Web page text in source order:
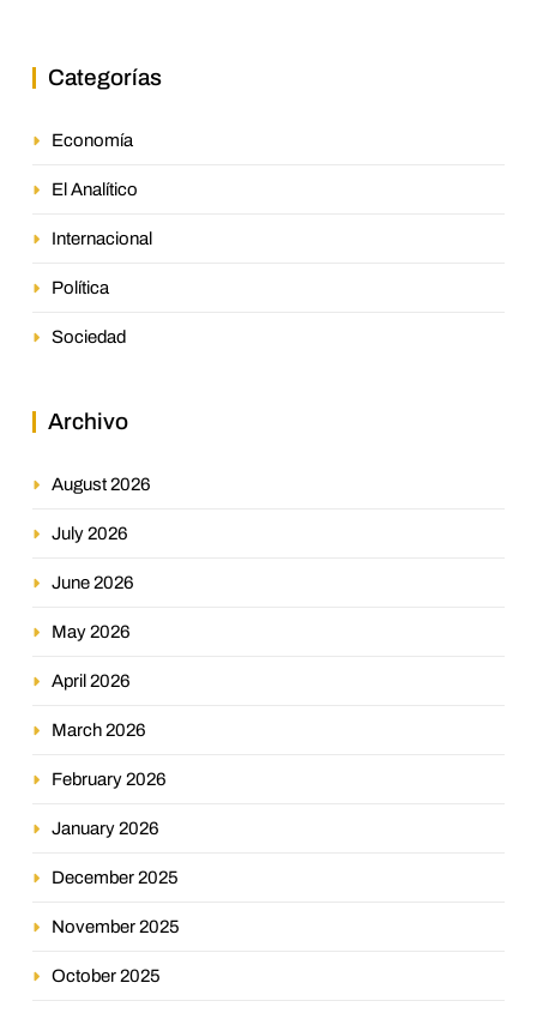
Categorías
Economía
El Analítico
Internacional
Política
Sociedad
Archivo
August 2026
July 2026
June 2026
May 2026
April 2026
March 2026
February 2026
January 2026
December 2025
November 2025
October 2025